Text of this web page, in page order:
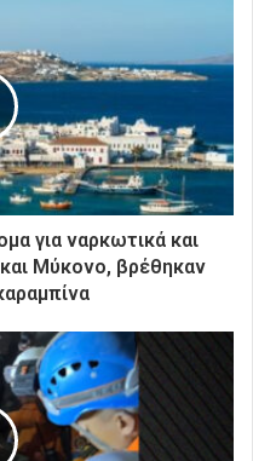
για ναρκωτικά και
Μύκονο, βρέθηκαν